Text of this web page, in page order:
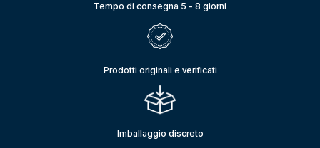
Tempo di consegna 5 - 8 giorni
Prodotti originali e verificati
Imballaggio discreto